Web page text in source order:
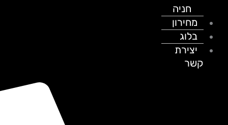
חניה
מחירון
בלוג
יצירת
קשר